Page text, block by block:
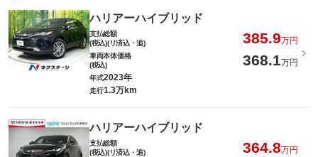
ハリアーハイブリッド
支払総額
(税込)(リ済込・追)
385.9万円
車両本体価格
(税込)
368.1万円
年式2023年
走行1.3万km
ハリアーハイブリッド
支払総額
(税込)(リ済込・追)
364.8万円